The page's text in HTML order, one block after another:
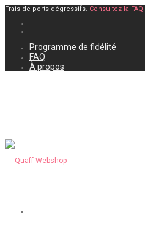
Frais de ports dégressifs. Consultez la FAQ
Programme de fidélité
FAQ
À propos